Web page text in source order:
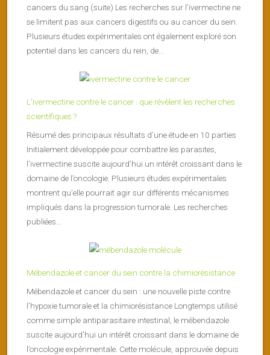
cancers du sang (suite) Les recherches sur l’ivermectine ne
se limitent pas aux cancers digestifs ou au cancer du sein.
Plusieurs études expérimentales ont également exploré son
potentiel dans les cancers du rein, de...
L’ivermectine contre le cancer : que révèlent les recherches
scientifiques ?
Résumé des principaux résultats d’une étude en 10 parties
Initialement développée pour combattre les parasites,
l’ivermectine suscite aujourd’hui un intérêt croissant dans le
domaine de l’oncologie. Plusieurs études expérimentales
montrent qu’elle pourrait agir sur différents mécanismes
impliqués dans la progression tumorale. Les recherches
publiées...
Mébendazole et cancer du sein contre la chimiorésistance
Mébendazole et cancer du sein : une nouvelle piste contre
l’hypoxie tumorale et la chimiorésistance Longtemps utilisé
comme simple antiparasitaire intestinal, le mébendazole
suscite aujourd’hui un intérêt croissant dans le domaine de
l’oncologie expérimentale. Cette molécule, approuvée depuis